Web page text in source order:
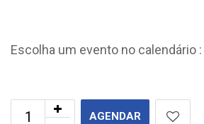
Escolha um evento no calendário :
AGENDAR